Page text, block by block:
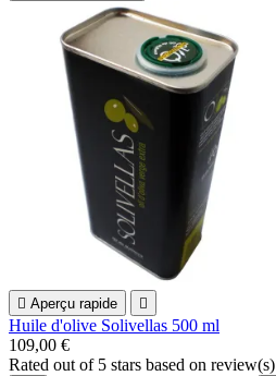
 Aperçu rapide 
Huile d'olive Solivellas 500 ml
109,00 €
Rated out of 5 stars based on review(s)